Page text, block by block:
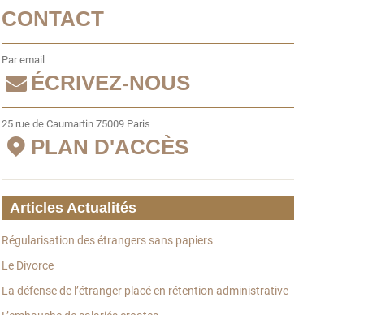
CONTACT
Par email
ÉCRIVEZ-NOUS
25 rue de Caumartin 75009 Paris
PLAN D'ACCÈS
Articles Actualités
Régularisation des étrangers sans papiers
Le Divorce
La défense de l’étranger placé en rétention administrative